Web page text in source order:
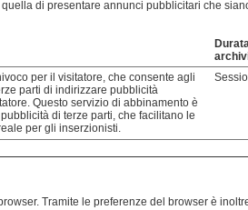
di presentare annunci pubblicitari che
per il visitatore, che consente agli
parti di indirizzare pubblicità
Questo servizio di abbinamento è
di terze parti, che facilitano le
per gli inserzionisti.
Tramite le preferenze del browser è